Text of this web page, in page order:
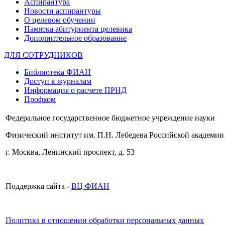
Новости аспирантуры
О целевом обучении
Памятка абитуриента целевика
Дополнительное образование
ДЛЯ СОТРУДНИКОВ
Библиотека ФИАН
Доступ к журналам
Информация о расчете ПРНД
Профком
Федеральное государственное бюджетное учреждение науки
Физический институт им. П.Н. Лебедева Российской академии
г. Москва, Ленинский проспект, д. 53
Поддержка сайта - ВЦ ФИАН
Политика в отношении обработки персональных данных